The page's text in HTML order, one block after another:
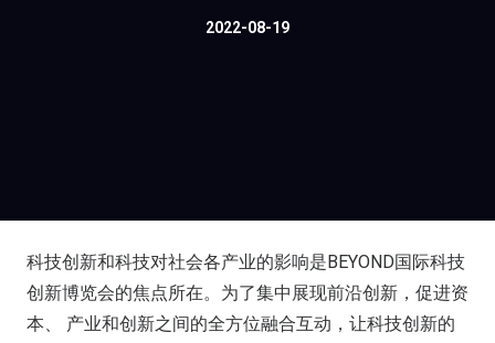
2022-08-19
科技创新和科技对社会各产业的影响是BEYOND国际科技
创新博览会的焦点所在。为了集中展现前沿创新，促进资
本、 产业和创新之间的全方位融合互动，让科技创新的